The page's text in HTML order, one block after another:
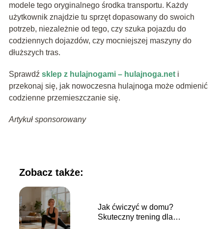
modele tego oryginalnego środka transportu. Każdy
użytkownik znajdzie tu sprzęt dopasowany do swoich
potrzeb, niezależnie od tego, czy szuka pojazdu do
codziennych dojazdów, czy mocniejszej maszyny do
dłuższych tras.
Sprawdź sklep z hulajnogami – hulajnoga.neti
przekonaj się, jak nowoczesna hulajnoga może odmienić
codzienne przemieszczanie się.
Artykuł sponsorowany
Zobacz także:
Jak ćwiczyć w domu?
Skuteczny trening dla